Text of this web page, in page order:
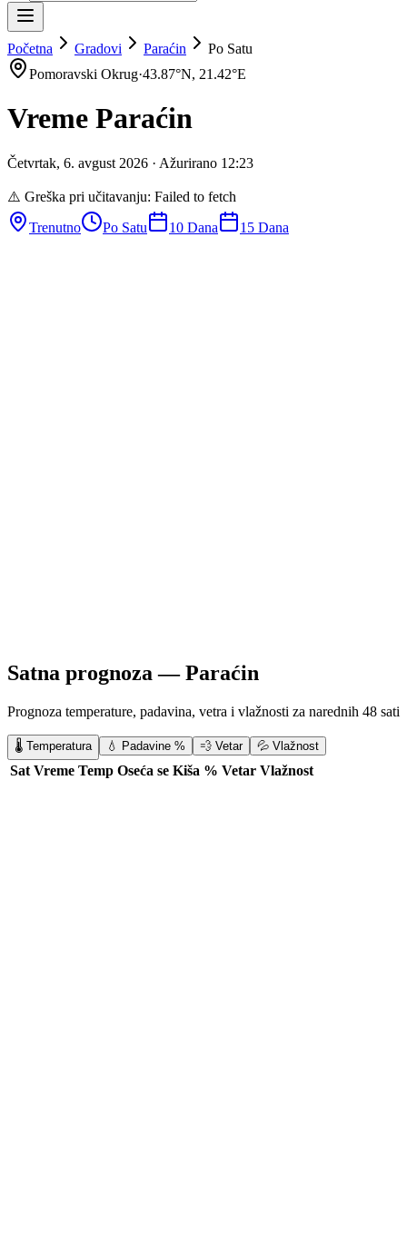
Početna Gradovi Paraćin
Po Satu
Pomoravski Okrug·43.87°N, 21.42°E
Vreme Paraćin
Četvrtak, 6. avgust 2026 · Ažurirano 12:23
⚠️ Greška pri učitavanju: Failed to fetch
Trenutno
Po Satu 10 Dana 15 Dana
Satna prognoza —Paraćin
Prognoza temperature, padavina, vetra i vlažnosti za narednih 48 sati
🌡️ Temperatura 💧 Padavine % 💨 Vetar 💦 Vlažnost
Sat Vreme Temp Oseća se Kiša % Vetar Vlažnost